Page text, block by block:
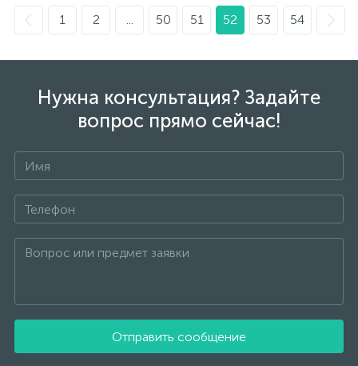
1 2 ... 50 51 52 53 54
Нужна консультация? Задайте
вопрос прямо сейчас!
Отправить сообщение